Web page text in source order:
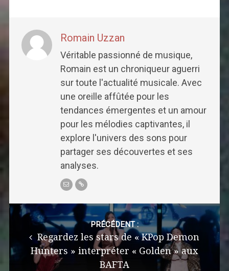
Romain Uzzan
Véritable passionné de musique,
Romain est un chroniqueur aguerri
sur toute l'actualité musicale. Avec
une oreille affûtée pour les
tendances émergentes et un amour
pour les mélodies captivantes, il
explore l'univers des sons pour
partager ses découvertes et ses
analyses.
Post
navigation
PRÉCÉDENT :
Regardez les stars de « KPop Demon
Hunters » interpréter « Golden » aux
BAFTA